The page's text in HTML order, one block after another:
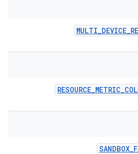
MULTI_DEVICE_
RESOURCE_METRIC_
SANDBOX_